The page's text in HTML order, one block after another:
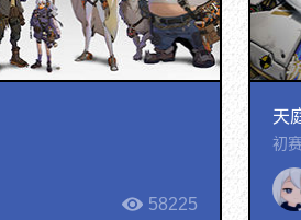
58225
天
初